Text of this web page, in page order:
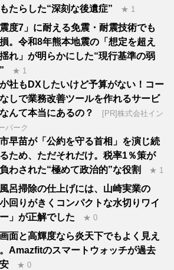
たらした“深刻な後遺症”
★ 1
震度7」に耐える免震・耐震技術でも
。令和8年熊本地震の「想定を超え
れ」が明らかにした“現行基準の弱
★ 1
社もDXしたいけど予算がない！コー
なしで業務改善ツールを作れるサービ
んて本当にあるの？
[PR]株式会社イン
パーク
早苗が「公約を守る首相」を演じ続
ため、ただそれだけ。税率1％策が
わされた“極めて政治的”な役割
★ 1
呂掃除の仕上げには、山崎実業の
小回りがきくコンパクトな水切りワイ
」が正解でした
★ 0
面と高輝度なら炎天下でもよく見え
Amazfitのスマートウォッチが過去
★ 0